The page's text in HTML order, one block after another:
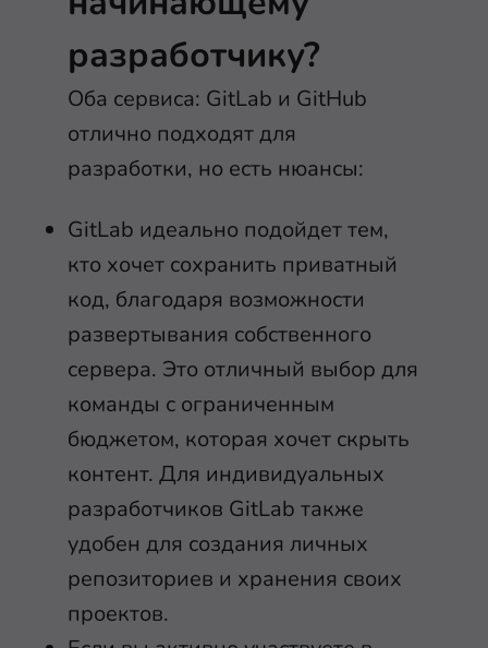
разработчику?
Оба сервиса: GitLab и GitHub
отлично подходят для
разработки, но есть нюансы:
GitLab идеально подойдет тем,
кто хочет сохранить приватный
код, благодаря возможности
развертывания собственного
сервера. Это отличный выбор для
команды с ограниченным
бюджетом, которая хочет скрыть
контент. Для индивидуальных
разработчиков GitLab также
удобен для создания личных
репозиториев и хранения своих
проектов.